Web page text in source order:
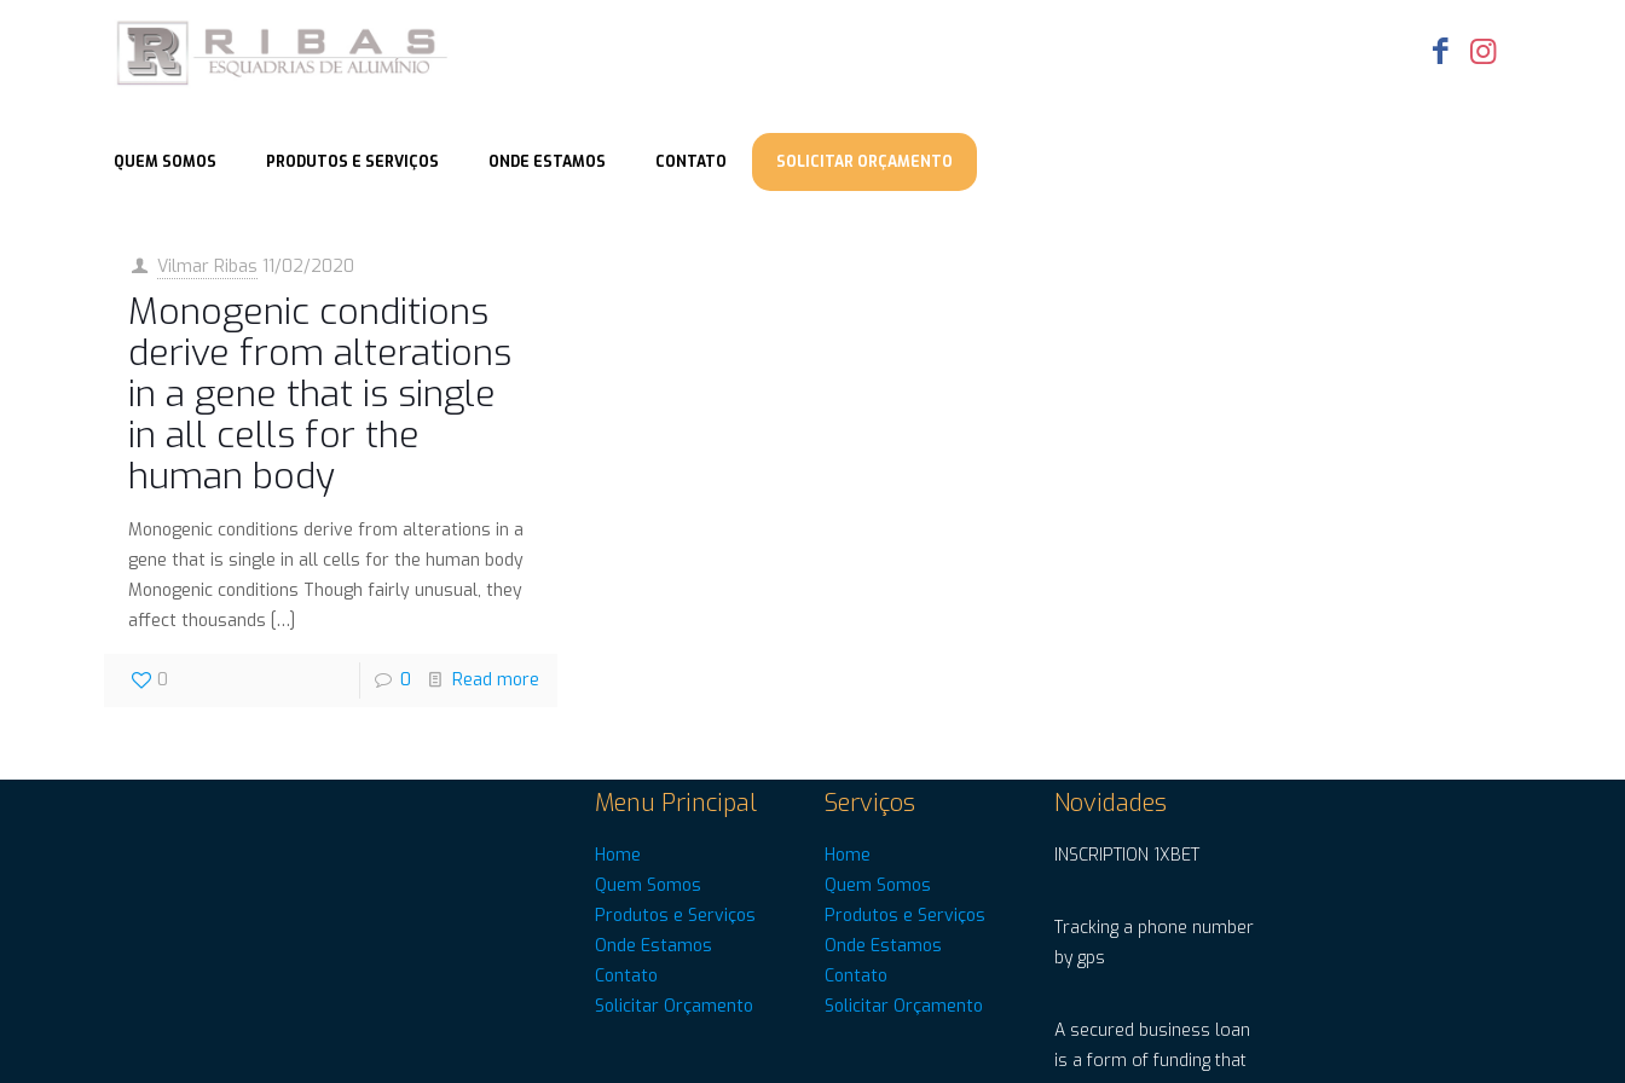
QUEM SOMOS PRODUTOS E SERVIÇOS ONDE ESTAMOS CONTATO SOLICITAR ORÇAMENTO
Vilmar Ribas 11/02/2020
Monogenic conditions
derive from alterations
in a gene that is single
in all cells for the
human body
Monogenic conditions derive from alterations in a
gene that is single in all cells for the human body
Monogenic conditions Though fairly unusual, they
affect thousands […]
0 0 Read more
Menu Principal
Home
Quem Somos
Produtos e Serviços
Onde Estamos
Contato
Solicitar Orçamento
Serviços
Home
Quem Somos
Produtos e Serviços
Onde Estamos
Contato
Solicitar Orçamento
Novidades
INSCRIPTION 1XBET
Tracking a phone number
by gps
A secured business loan
is a form of funding that